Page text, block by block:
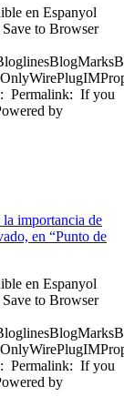
en Espanyol
to Browser
Permalink: If you
by
importancia de
en “Punto de
en Espanyol
to Browser
Permalink: If you
by